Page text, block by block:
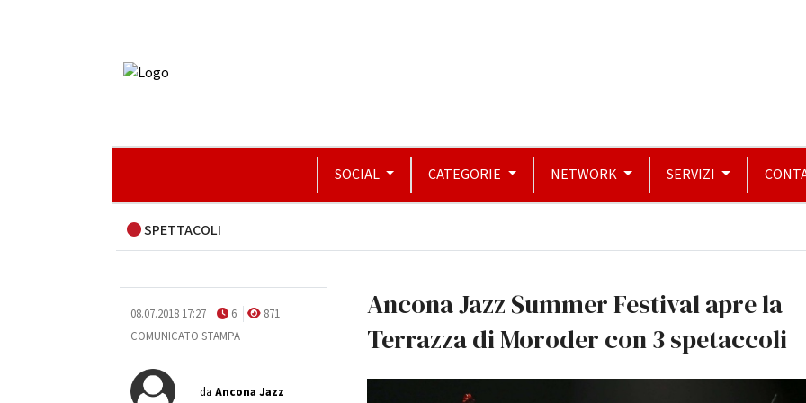
SOCIAL CATEGORIE NETWORK SERVIZI
SPETTACOLI
08.07.2018 17:27 6
871
COMUNICATO STAMPA
da Ancona Jazz
Ancona Jazz Summer Festival apre la
Terrazza di Moroder con 3 spetaccoli